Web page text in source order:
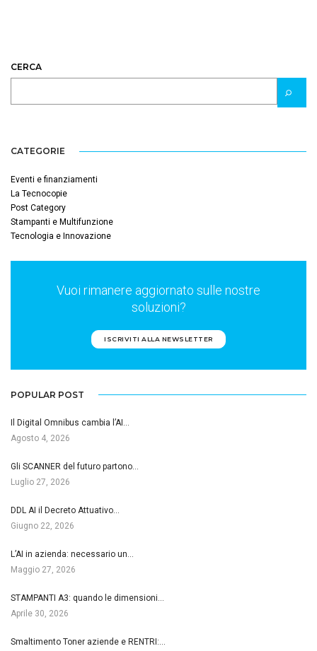
CERCA
CATEGORIE
Eventi e finanziamenti
La Tecnocopie
Post Category
Stampanti e Multifunzione
Tecnologia e Innovazione
Vuoi rimanere aggiornato sulle nostre
soluzioni?
ISCRIVITI ALLA NEWSLETTER
POPULAR POST
Il Digital Omnibus cambia l’AI…
Agosto 4, 2026
Gli SCANNER del futuro partono…
Luglio 27, 2026
DDL AI il Decreto Attuativo…
Giugno 22, 2026
L’AI in azienda: necessario un…
Maggio 27, 2026
STAMPANTI A3: quando le dimensioni…
Aprile 30, 2026
Smaltimento Toner aziende e RENTRI:…